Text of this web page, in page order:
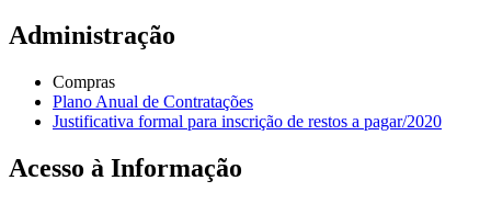
Administração
Compras
Plano Anual de Contratações
Justificativa formal para inscrição de restos a pagar/2020
Acesso à Informação